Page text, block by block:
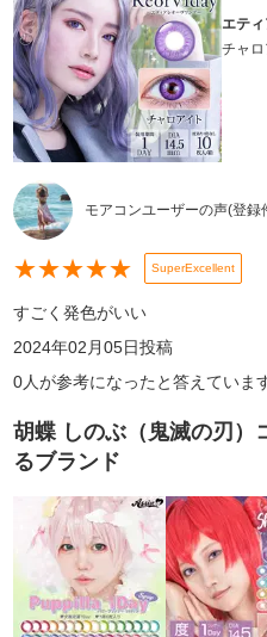
エテ
チャロ
モアコンユーザーの声(登録
★★★★★ SuperExcellent
すごく発色がいい
2024年02月05日投稿
0人が参考になったと答えていま
胡蝶 しのぶ（鬼滅の刃）
るブランド